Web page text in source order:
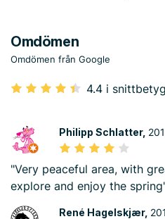
Omdömen
Omdömen från Google
4.4 i
Philipp Schlatter,
"Very peaceful area, with
explore and enjoy the
René Hagelskjær,